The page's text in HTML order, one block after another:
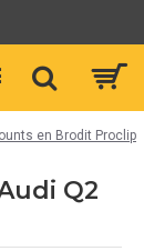
en Brodit Proclip
Q2